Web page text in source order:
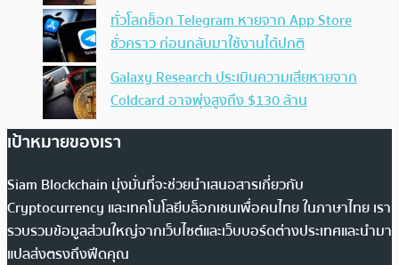
ทั่วโลกช็อก Telegram หายจาก App Store
ชั่วคราว ก่อนกลับมาใช้งานได้ปกติ
Galaxy Research ประเมินความเสียหายจาก
Coldcard อาจพุ่งสูงถึง $130 ล้าน
เป้าหมายของเรา
Siam Blockchain มุ่งมั่นที่จะช่วยนำเสนอสารเกี่ยวกับ
Cryptocurrency และเทคโนโลยีบล็อกเชนเพื่อคนไทย ในภาษาไทย เรา
รวบรวมข้อมูลส่วนใหญ่จากเว็บไซต์และเว็บบอร์ดต่างประเทศและนำมา
แปลส่งตรงถึงฟีดคุณ